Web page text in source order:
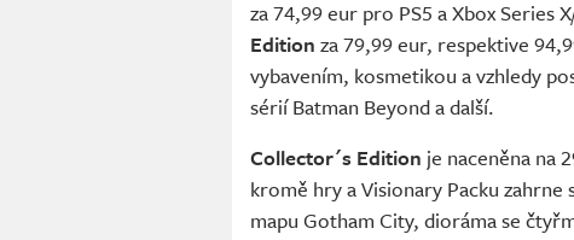
za 74,99 eur pro PS5 a Xbox Series
Edition za 79,99 eur, respektive
vybavením, kosmetikou a vzhledy
sérií Batman Beyond a další.
Collector´s Edition je naceněna na
kromě hry a Visionary Packu
mapu Gotham City, dioráma se